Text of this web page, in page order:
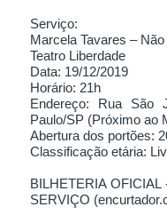
Serviço:
Marcela Tavares –
Teatro Liberdade
Data: 19/12/2019
Horário: 21h
Endereço: Rua São
Paulo/SP (Próximo ao
Abertura dos portões:
Classificação etária:
BILHETERIA
SERVIÇO